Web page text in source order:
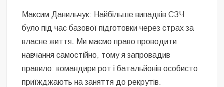
Максим Данильчук: Найбільше випадків СЗЧ
було під час базової підготовки через страх за
власне життя. Ми маємо право проводити
навчання самостійно, тому я запровадив
правило: командири рот і батальйонів особисто
приїжджають на заняття до рекрутів.